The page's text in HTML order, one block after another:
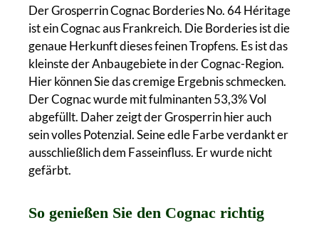
Der Grosperrin Cognac Borderies No. 64 Héritage
ist ein Cognac aus Frankreich. Die Borderies ist die
genaue Herkunft dieses feinen Tropfens. Es ist das
kleinste der Anbaugebiete in der Cognac-Region.
Hier können Sie das cremige Ergebnis schmecken.
Der Cognac wurde mit fulminanten 53,3% Vol
abgefüllt. Daher zeigt der Grosperrin hier auch
sein volles Potenzial. Seine edle Farbe verdankt er
ausschließlich dem Fasseinfluss. Er wurde nicht
gefärbt.
So genießen Sie den Cognac richtig